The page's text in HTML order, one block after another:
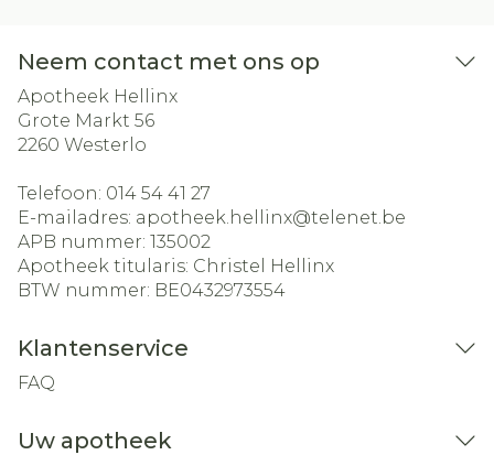
Neem contact met ons op
Apotheek Hellinx
Grote Markt 56
2260 Westerlo
Telefoon: 014 54 41 27
E-mailadres: apotheek.hellinx@telenet.be
APB nummer: 135002
Apotheek titularis: Christel Hellinx
BTW nummer: BE0432973554
Klantenservice
FAQ
Uw apotheek